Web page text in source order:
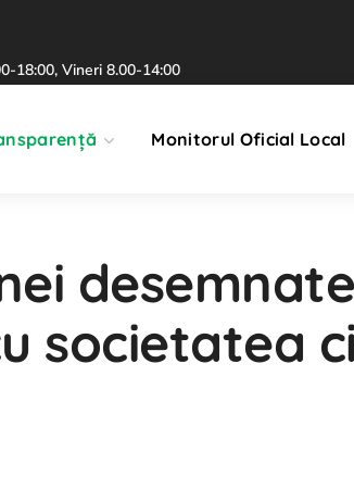
18:00, Vineri 8.00-14:00
Monitorul Oficial Local
desemnate
societatea